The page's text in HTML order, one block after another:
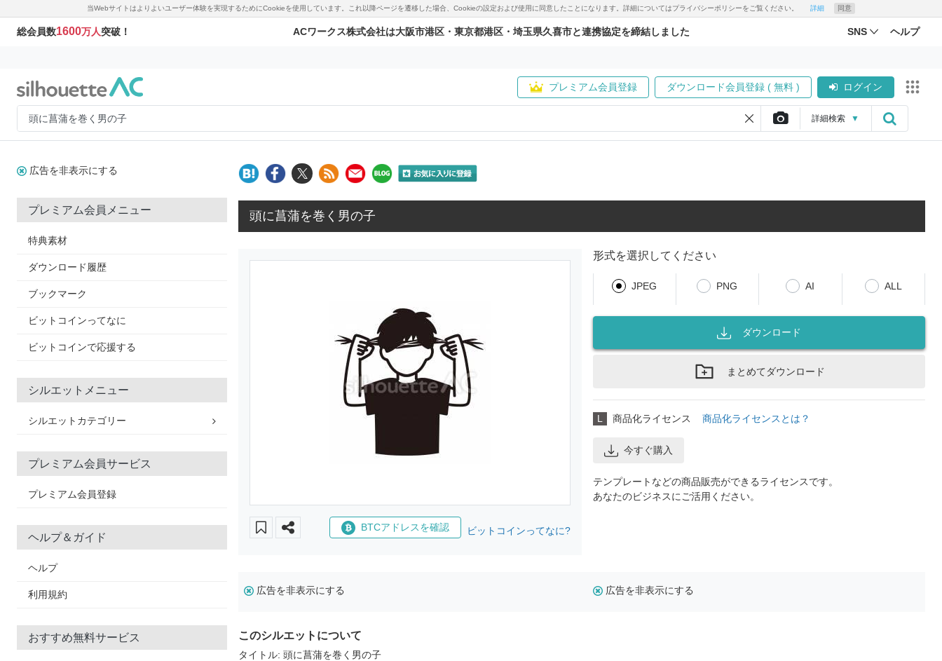
当Webサイトはよりよいユーザー体験を実現するためにCookieを使用しています。これ以降ページを遷移した場合、Cookieの設定および使用に同意したことになります。詳細についてはプライバシーポリシーをご覧ください。 詳細 同意
総会員数1600万人突破！ ACワークス株式会社は大阪市港区・東京都港区・埼玉県久喜市と連携協定を締結しました SNS ヘルプ
プレミアム会員登録 ダウンロード会員登録 ( 無料 ) ログイン
詳細検索 ▼
広告を非表示にする
プレミアム会員メニュー
特典素材
ダウンロード履歴
ブックマーク
ビットコインってなに
ビットコインで応援する
シルエットメニュー
シルエットカテゴリー
プレミアム会員サービス
プレミアム会員登録
ヘルプ＆ガイド
ヘルプ
利用規約
おすすめ無料サービス
頭に菖蒲を巻く男の子
BTCアドレスを確認 ビットコインってなに?
形式を選択してください
JPEG PNG AI ALL
ダウンロード
まとめてダウンロード
L 商品化ライセンス 商品化ライセンスとは？
今すぐ購入
テンプレートなどの商品販売ができるライセンスです。
あなたのビジネスにご活用ください。
広告を非表示にする 広告を非表示にする
このシルエットについて
タイトル: 頭に菖蒲を巻く男の子